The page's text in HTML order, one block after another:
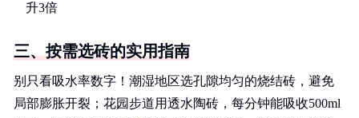
升3倍
三、按需选砖的实用指南
别只看吸水率数字！潮湿地区选孔隙均匀的烧结砖，避免
局部膨胀开裂；花园步道用透水陶砖，每分钟能吸收500ml